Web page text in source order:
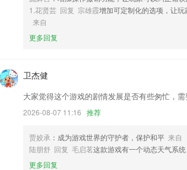
苹果手机怎么下载火狐软件优势
1.·利用先进的AI技术提升学习进度，实现个性化学习
2.各种不同的视频课程，用户可以在线的观看，为我们
3.课前辅导领学，提醒准时到课。
6.科学分龄，分级内容，不同水平，针对学习，更加高效
1.花贤芸 回复 宗雄霞增加可定制化的选项，让玩
来自
更多回复
卫杰健
大家觉得这个游戏的剧情发展是否有些匆忙，需
2026-08-07 11:16 推荐
贾姣承 ：成为游戏世界的守护者，保护和平 来自
陆朋舒 回复 毛启茗这款游戏有一个动态天气系
更多回复